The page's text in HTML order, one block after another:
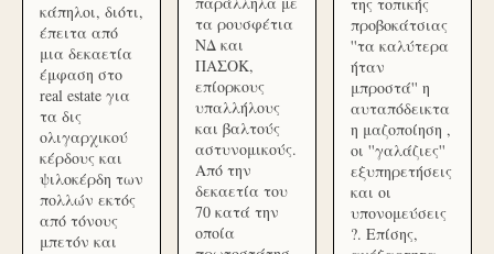
κάπηλοι, διότι,
έπειτα από
μια δεκαετία
έμφαση στο
real estate για
τα δις
ολιγαρχικού
κέρδους και
ψιλοκέρδη των
πολλών εκτός
από τόνους
μπετόν και
τα ρουσφέτια
ΝΔ και
ΠΑΣΟΚ,
επίορκους
υπαλλήλους
και βαλτούς
αστυνομικούς.
Από την
δεκαετία του
70 κατά την
οποία
προβοκάτσιας
''τα καλύτερα
ήταν
μπροστά'' η
αυταπόδεικτα
η μαζοποίηση ,
οι ''γαλάζιες''
εξυπηρετήσεις
και οι
υπονομεύσεις
?. Επίσης,